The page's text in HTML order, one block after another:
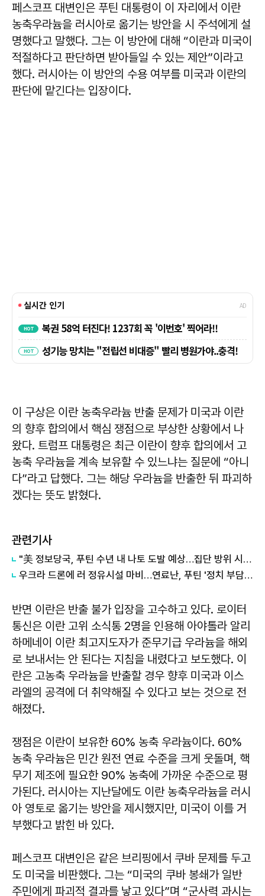
페스코프 대변인은 푸틴 대통령이 이 자리에서 이란
농축우라늄을 러시아로 옮기는 방안을 시 주석에게 설
명했다고 말했다. 그는 이 방안에 대해 “이란과 미국이
적절하다고 판단하면 받아들일 수 있는 제안”이라고
했다. 러시아는 이 방안의 수용 여부를 미국과 이란의
판단에 맡긴다는 입장이다.
이 구상은 이란 농축우라늄 반출 문제가 미국과 이란
의 향후 합의에서 핵심 쟁점으로 부상한 상황에서 나
왔다. 트럼프 대통령은 최근 이란이 향후 합의에서 고
농축 우라늄을 계속 보유할 수 있느냐는 질문에 “아니
다”라고 답했다. 그는 해당 우라늄을 반출한 뒤 파괴하
겠다는 뜻도 밝혔다.
관련기사
"美 정보당국, 푸틴 수년 내 나토 도발 예상…집단 방위 시험 목적"
우크라 드론에 러 정유시설 마비…연료난, 푸틴 '정치 부담'으로 번졌다
반면 이란은 반출 불가 입장을 고수하고 있다. 로이터
통신은 이란 고위 소식통 2명을 인용해 아야톨라 알리
하메네이 이란 최고지도자가 준무기급 우라늄을 해외
로 보내서는 안 된다는 지침을 내렸다고 보도했다. 이
란은 고농축 우라늄을 반출할 경우 향후 미국과 이스
라엘의 공격에 더 취약해질 수 있다고 보는 것으로 전
해졌다.
쟁점은 이란이 보유한 60% 농축 우라늄이다. 60%
농축 우라늄은 민간 원전 연료 수준을 크게 웃돌며, 핵
무기 제조에 필요한 90% 농축에 가까운 수준으로 평
가된다. 러시아는 지난달에도 이란 농축우라늄을 러시
아 영토로 옮기는 방안을 제시했지만, 미국이 이를 거
부했다고 밝힌 바 있다.
페스코프 대변인은 같은 브리핑에서 쿠바 문제를 두고
도 미국을 비판했다. 그는 “미국의 쿠바 봉쇄가 일반
주민에게 파괴적 결과를 낳고 있다”며 “군사력 과시는